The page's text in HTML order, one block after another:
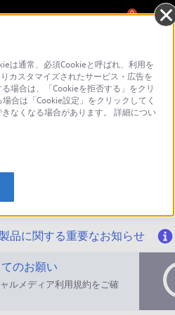
0
品に関する重要なお知らせ
のお願い
ルメディア利用規約をご確
は通常、必須Cookieと呼ばれ、利用を
カスタマイズされたサービス・広告を
場合は、「Cookieを拒否する」をクリ
合は「Cookie設定」をクリックしてく
なくなる場合があります。 詳細につい